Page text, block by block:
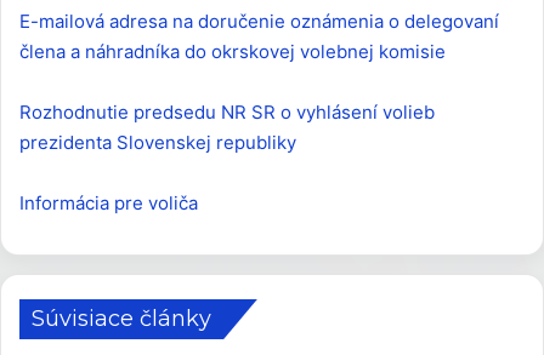
E-mailová adresa na doručenie oznámenia o delegovaní
člena a náhradníka do okrskovej volebnej komisie
Rozhodnutie predsedu NR SR o vyhlásení volieb
prezidenta Slovenskej republiky
Informácia pre voliča
Súvisiace články